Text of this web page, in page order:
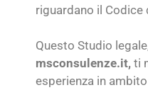
riguardano il Codice
Questo Studio
msconsulenze.it, ti
esperienza in